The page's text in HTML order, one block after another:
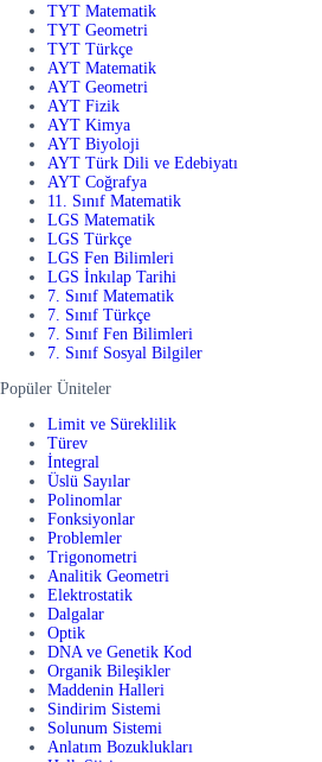
TYT Matematik
TYT Geometri
TYT Türkçe
AYT Matematik
AYT Geometri
AYT Fizik
AYT Kimya
AYT Biyoloji
AYT Türk Dili ve Edebiyatı
AYT Coğrafya
11. Sınıf Matematik
LGS Matematik
LGS Türkçe
LGS Fen Bilimleri
LGS İnkılap Tarihi
7. Sınıf Matematik
7. Sınıf Türkçe
7. Sınıf Fen Bilimleri
7. Sınıf Sosyal Bilgiler
Popüler Üniteler
Limit ve Süreklilik
Türev
İntegral
Üslü Sayılar
Polinomlar
Fonksiyonlar
Problemler
Trigonometri
Analitik Geometri
Elektrostatik
Dalgalar
Optik
DNA ve Genetik Kod
Organik Bileşikler
Maddenin Halleri
Sindirim Sistemi
Solunum Sistemi
Anlatım Bozuklukları